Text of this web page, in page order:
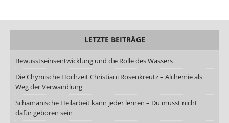
LETZTE BEITRÄGE
Bewusstseinsentwicklung und die Rolle des Wassers
Die Chymische Hochzeit Christiani Rosenkreutz – Alchemie als
Weg der Verwandlung
Schamanische Heilarbeit kann jeder lernen – Du musst nicht
dafür geboren sein